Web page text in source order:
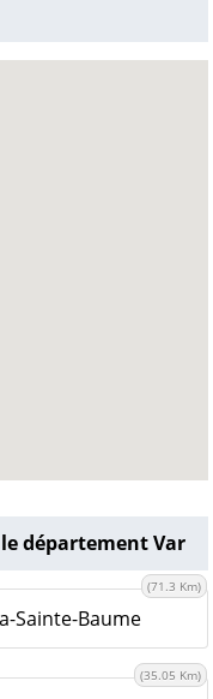
département Var
Sainte-Baume
(71.3 Km)
(35.05 Km)